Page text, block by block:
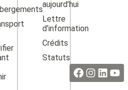
aujourd’hui
Lettre
d’information
Crédits
Statuts